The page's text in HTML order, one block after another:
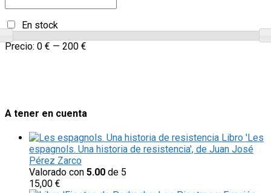
En stock
Precio: 0 € — 200 €
A tener en cuenta
Libro 'Les
espagnols. Una historia de resistencia', de Juan José
Pérez Zarco
Valorado con 5.00 de 5
15,00 €